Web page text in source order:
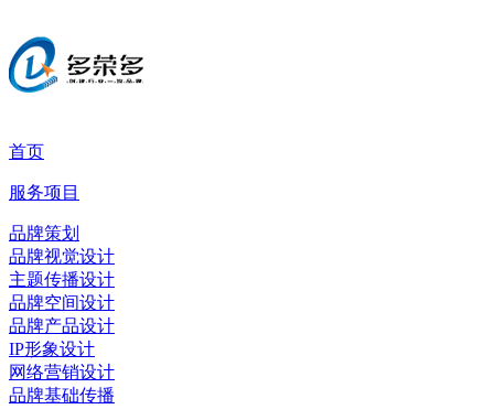
首页
服务项目
品牌策划
品牌视觉设计
主题传播设计
品牌空间设计
品牌产品设计
IP形象设计
网络营销设计
品牌基础传播